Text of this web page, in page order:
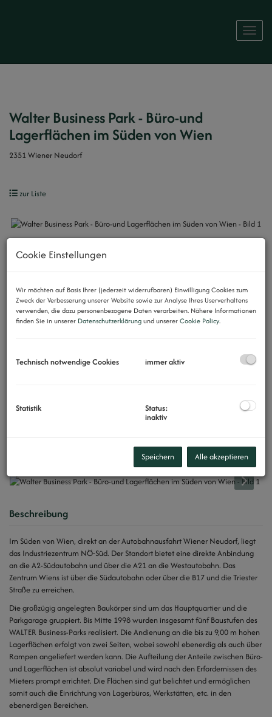
Walter Business Park - Büro-und
Lagerflächen im Süden von Wien
2351 Wiener Neudorf
zur Liste
Beschreibung
Im Süden von Wien, direkt an der Autobahnausfahrt Wiener Neudorf, liegt
das Industriezentrum NÖ-Süd. Der Standort bietet eine direkte Anbindung
an die A2-Südautobahn und über die A21 an die Westautobahn. Das
Zentrum Wiens ist über die Südautobahn oder über die B17 und die Triester
Straße zu erreichen.
Die großzügig angelegten Baukörper sind um das Hauptquartier und die
Parkgarage gruppiert. Bis Mitte 1998 wurden insgesamt fünf Baustufen des
WALTER Business-Parks realisiert. Die Andienung an die bis zu 9,00 m hohen
Lagerflächen erfolgt von zwei Seiten, wobei sowohl ebenerdig als auch über
Rampen angeliefert werden kann. Die Aufteilung der Anteile zwischen Büro-
und Lagerflächen ist absolut variabel und wird nach den Erfordernissen des
Mieters prompt errichtet. Die Flächen sind gut belichtet und ermöglichen
somit auch die Einrichtung von Lagerbüros, Werkstätten, etc. in den
ebenerdigen Bereichen.
Cookie Einstellungen
Wir möchten auf Basis Ihrer (jederzeit widerrufbaren) Einwilligung Cookies zum
Zweck der Verbesserung unserer Website sowie zur Analyse Ihres Userverhaltens
verwenden, die dazu personenbezogene Daten verarbeiten. Nähere Informationen
finden Sie in unserer Datenschutzerklärungund unsererCookie Policy.
Technisch notwendige Cookies immer aktiv
Statistik Status:
inaktiv
Speichern Alle akzeptieren